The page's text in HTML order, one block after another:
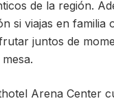
de la región.
si viajas en familia
juntos de
Arena Center